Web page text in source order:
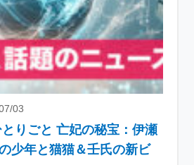
03
りごと 亡妃の秘宝：伊瀬
少年と猫猫＆壬氏の新ビ